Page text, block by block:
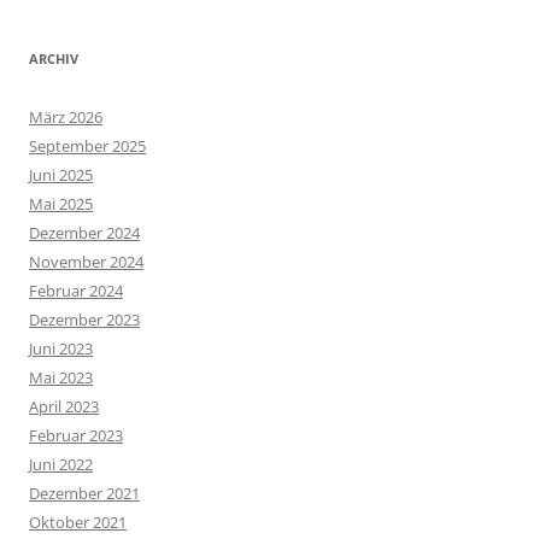
ARCHIV
März 2026
September 2025
Juni 2025
Mai 2025
Dezember 2024
November 2024
Februar 2024
Dezember 2023
Juni 2023
Mai 2023
April 2023
Februar 2023
Juni 2022
Dezember 2021
Oktober 2021